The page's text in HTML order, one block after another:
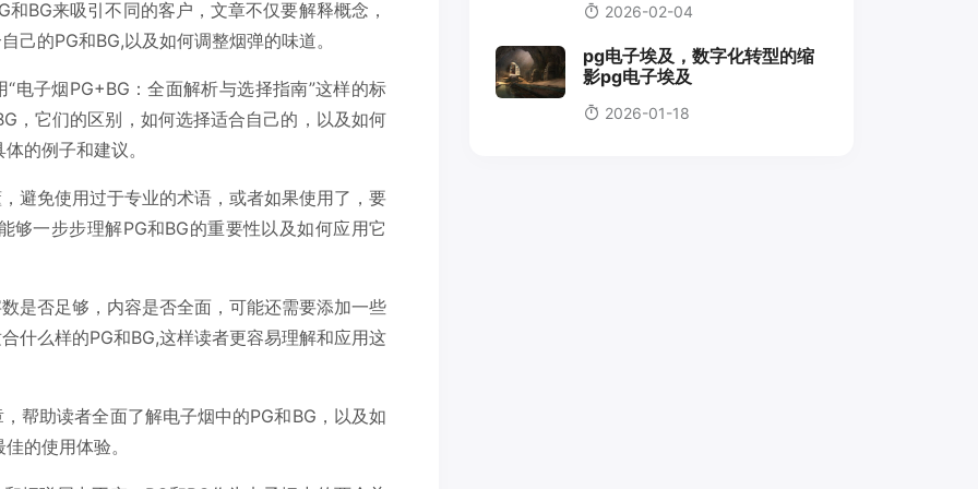
BG来吸引不同的客户，文章不仅要解释概念，
己的PG和BG,以及如何调整烟弹的味道。
电子烟PG+BG：全面解析与选择指南”这样的标
，它们的区别，如何选择适合自己的，以及如何
的例子和建议。
避免使用过于专业的术语，或者如果使用了，要
够一步步理解PG和BG的重要性以及如何应用它
是否足够，内容是否全面，可能还需要添加一些
什么样的PG和BG,这样读者更容易理解和应用这
帮助读者全面了解电子烟中的PG和BG，以及如
的使用体验。
2026-02-04
pg电子埃及，数字化转型的缩
影pg电子埃及
2026-01-18